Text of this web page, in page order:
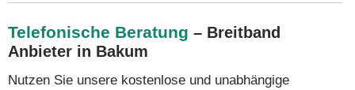
Telefonische Beratung – Breitband
Anbieter in Bakum
Nutzen Sie unsere kostenlose und unabhängige